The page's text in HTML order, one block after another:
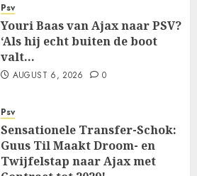
Psv
Youri Baas van Ajax naar PSV?
‘Als hij echt buiten de boot
valt…
AUGUST 6, 2026 0
Psv
Sensationele Transfer-Schok:
Guus Til Maakt Droom- en
Twijfelstap naar Ajax met